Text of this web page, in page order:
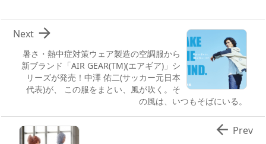
暑さ・熱中症対策ウェア製造の空調服から
新ブランド「AIR GEAR(TM)(エアギア)」シ
リーズが発売！中澤 佑二(サッカー元日本
代表)が、 この服をまとい、風が吹く。そ
の風は、いつもそばにいる。

Next
 Prev